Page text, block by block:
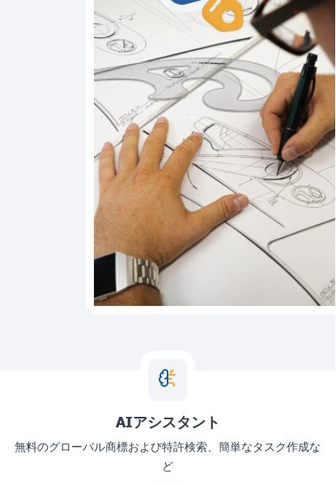
AIアシスタント
無料のグローバル商標および特許検索、簡単なタスク作成な
ど